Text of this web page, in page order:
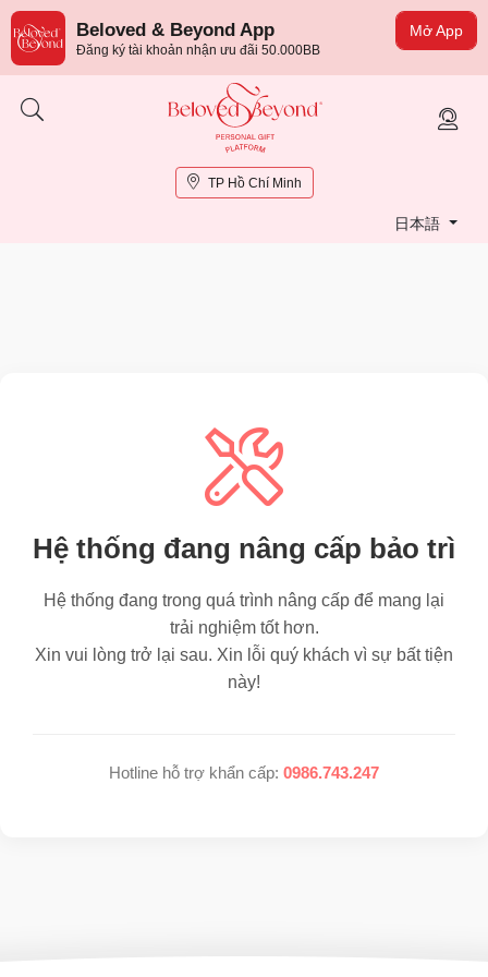
Mở App
Beloved & Beyond App
Đăng ký tài khoản nhận ưu đãi 50.000BB
TP Hồ Chí Minh
日本語
Hệ thống đang nâng cấp bảo trì
Hệ thống đang trong quá trình nâng cấp để mang lại
trải nghiệm tốt hơn.
Xin vui lòng trở lại sau. Xin lỗi quý khách vì sự bất tiện
này!
Hotline hỗ trợ khẩn cấp: 0986.743.247